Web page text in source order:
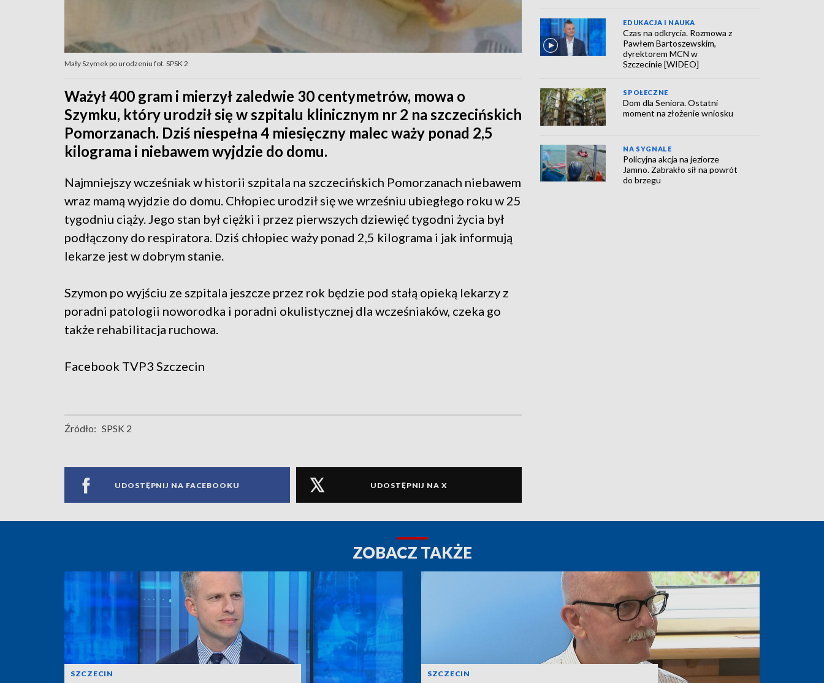
Mały Szymek po urodzeniu fot. SPSK 2
Ważył 400 gram i mierzył zaledwie 30 centymetrów, mowa o
Szymku, który urodził się w szpitalu klinicznym nr 2 na szczecińskich
Pomorzanach. Dziś niespełna 4 miesięczny malec waży ponad 2,5
kilograma i niebawem wyjdzie do domu.
Najmniejszy wcześniak w historii szpitala na szczecińskich Pomorzanach niebawem
wraz mamą wyjdzie do domu. Chłopiec urodził się we wrześniu ubiegłego roku w 25
tygodniu ciąży. Jego stan był ciężki i przez pierwszych dziewięć tygodni życia był
podłączony do respiratora. Dziś chłopiec waży ponad 2,5 kilograma i jak informują
lekarze jest w dobrym stanie.
Szymon po wyjściu ze szpitala jeszcze przez rok będzie pod stałą opieką lekarzy z
poradni patologii noworodka i poradni okulistycznej dla wcześniaków, czeka go
także rehabilitacja ruchowa.
Facebook TVP3 Szczecin
Źródło: SPSK 2
UDOSTĘPNIJ NA FACEBOOKU UDOSTĘPNIJ NA X
EDUKACJA I NAUKA
Czas na odkrycia. Rozmowa z
Pawłem Bartoszewskim,
dyrektorem MCN w
Szczecinie [WIDEO]
SPOŁECZNE
Dom dla Seniora. Ostatni
moment na złożenie wniosku
NA SYGNALE
Policyjna akcja na jeziorze
Jamno. Zabrakło sił na powrót
do brzegu
ZOBACZ TAKŻE
SZCZECIN SZCZECIN